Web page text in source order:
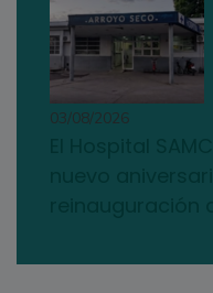
03/08/2026